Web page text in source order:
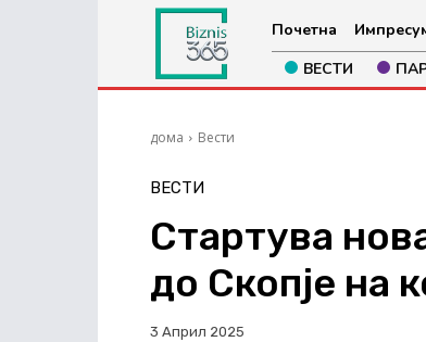
Почетна
ВЕСТИ
дома Вести
ВЕСТИ
Стартува
до Скопје на
3 Април 2025